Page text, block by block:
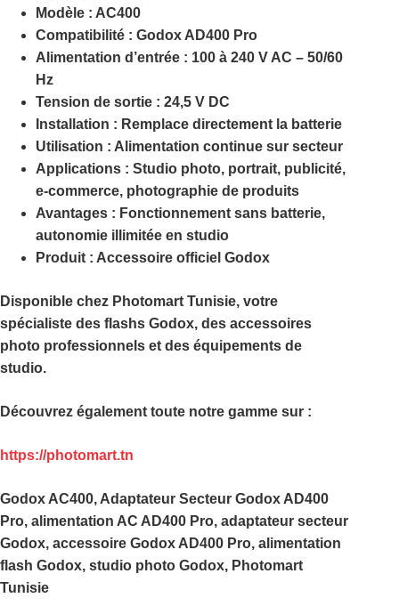
Modèle : AC400
Compatibilité : Godox AD400 Pro
Alimentation d’entrée : 100 à 240 V AC – 50/60
Hz
Tension de sortie : 24,5 V DC
Installation : Remplace directement la batterie
Utilisation : Alimentation continue sur secteur
Applications : Studio photo, portrait, publicité,
e-commerce, photographie de produits
Avantages : Fonctionnement sans batterie,
autonomie illimitée en studio
Produit : Accessoire officiel Godox
Disponible chez Photomart Tunisie, votre
spécialiste des flashs Godox, des accessoires
photo professionnels et des équipements de
studio.
Découvrez également toute notre gamme sur :
https://photomart.tn
Godox AC400, Adaptateur Secteur Godox AD400
Pro, alimentation AC AD400 Pro, adaptateur secteur
Godox, accessoire Godox AD400 Pro, alimentation
flash Godox, studio photo Godox, Photomart
Tunisie